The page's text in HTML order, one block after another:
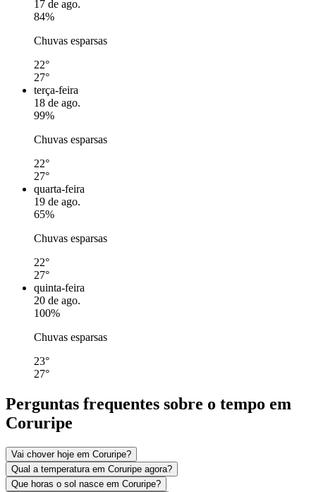
17 de ago.
84%
Chuvas esparsas
22°
27°
terça-feira
18 de ago.
99%
Chuvas esparsas
22°
27°
quarta-feira
19 de ago.
65%
Chuvas esparsas
22°
27°
quinta-feira
20 de ago.
100%
Chuvas esparsas
23°
27°
Perguntas frequentes sobre o tempo em
Coruripe
Vai chover hoje em Coruripe?
Qual a temperatura em Coruripe agora?
Que horas o sol nasce em Coruripe?